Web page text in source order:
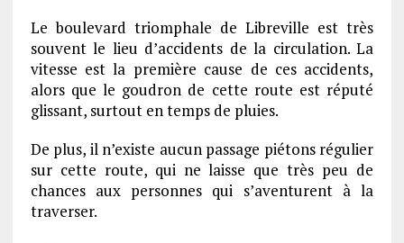
Le boulevard triomphale de Libreville est très
souvent le lieu d’accidents de la circulation. La
vitesse est la première cause de ces accidents,
alors que le goudron de cette route est réputé
glissant, surtout en temps de pluies.
De plus, il n’existe aucun passage piétons régulier
sur cette route, qui ne laisse que très peu de
chances aux personnes qui s’aventurent à la
traverser.